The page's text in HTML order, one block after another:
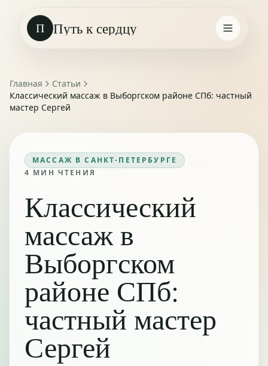
П Путь к сердцу
Главная
Статьи
Классический массаж в Выборгском районе СПб: частный
мастер Сергей
МАССАЖ В САНКТ-ПЕТЕРБУРГЕ
4 МИН ЧТЕНИЯ
Классический
массаж в
Выборгском
районе СПб:
частный мастер
Сергей